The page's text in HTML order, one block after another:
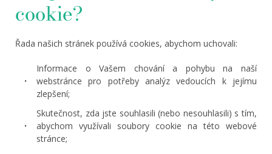
cookie?
Řada našich stránek používá cookies, abychom uchovali:
Informace o Vašem chování a pohybu na naší
webstránce pro potřeby analýz vedoucích k jejímu
zlepšení;
Skutečnost, zda jste souhlasili (nebo nesouhlasili) s tím,
abychom využívali soubory cookie na této webové
stránce;